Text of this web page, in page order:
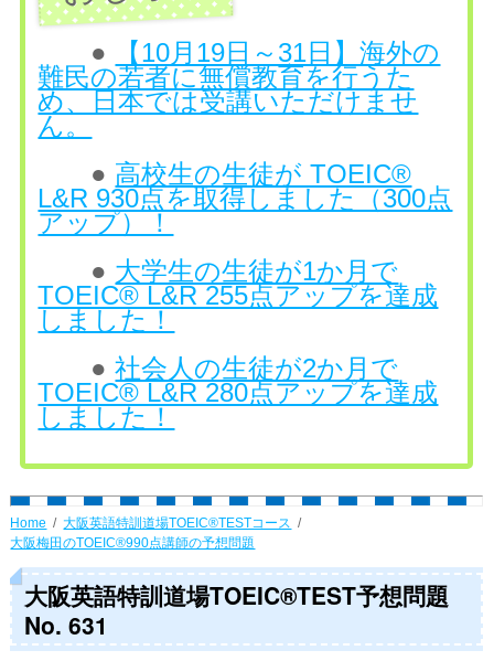
●
【10月19日～31日】海外の
難民の若者に無償教育を行うた
め、日本では受講いただけませ
ん。
● 高校生の生徒が TOEIC®
L&R 930点を取得しました（300点
アップ）！
● 大学生の生徒が1か月で
TOEIC® L&R 255点アップを達成
しました！
●社会人の生徒が2か月で
TOEIC® L&R 280点アップを達成
しました！
Home
大阪英語特訓道場TOEIC®TESTコース
大阪梅田のTOEIC®990点講師の予想問題
大阪英語特訓道場TOEIC®TEST予想問題
No. 631